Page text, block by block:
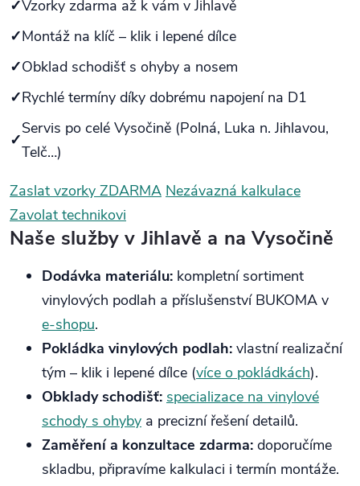
Vzorky zdarma až k vám v Jihlavě
Montáž na klíč – klik i lepené dílce
Obklad schodišť s ohyby a nosem
Rychlé termíny díky dobrému napojení na D1
Servis po celé Vysočině (Polná, Luka n. Jihlavou,
Telč…)
Zaslat vzorky ZDARMA Nezávazná kalkulace
Zavolat technikovi
Naše služby v Jihlavě a na Vysočině
Dodávka materiálu: kompletní sortiment
vinylových podlah a příslušenství BUKOMA v
e‑shopu.
Pokládka vinylových podlah: vlastní realizační
tým – klik i lepené dílce (více o pokládkách).
Obklady schodišť: specializace na vinylové
schody s ohyby a precizní řešení detailů.
Zaměření a konzultace zdarma: doporučíme
skladbu, připravíme kalkulaci i termín montáže.